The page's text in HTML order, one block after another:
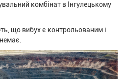
комбінат в Інгулецькому
що вибух є контрольованим і